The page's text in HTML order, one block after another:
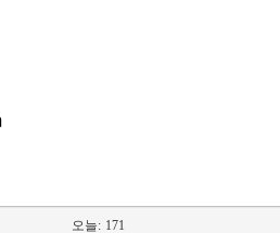
오늘: 171